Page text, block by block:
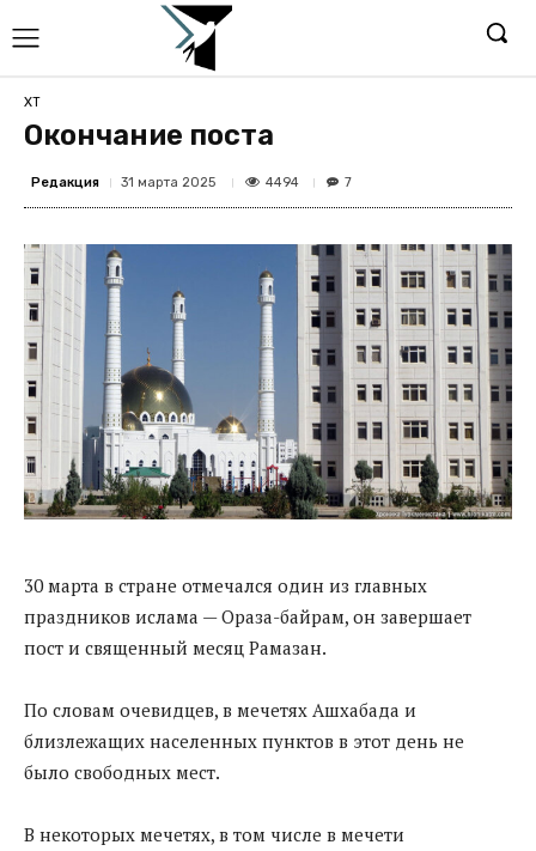
ХТ
Окончание поста
Редакция 31 марта 2025 4494 7
30 марта в стране отмечался один из главных
праздников ислама — Ораза-байрам, он завершает
пост и священный месяц Рамазан.
По словам очевидцев, в мечетях Ашхабада и
близлежащих населенных пунктов в этот день не
было свободных мест.
В некоторых мечетях, в том числе в мечети